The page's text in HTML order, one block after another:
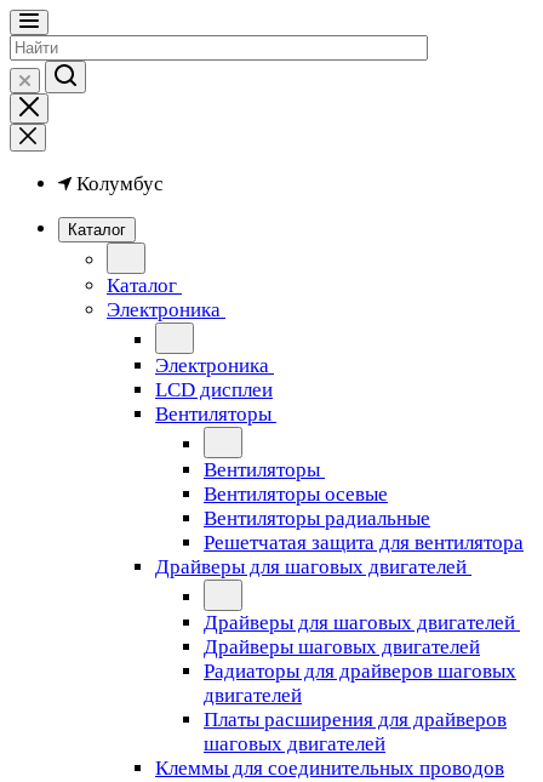
Колумбус
Каталог
Каталог
Электроника
Электроника
LCD дисплеи
Вентиляторы
Вентиляторы
Вентиляторы осевые
Вентиляторы радиальные
Решетчатая защита для вентилятора
Драйверы для шаговых двигателей
Драйверы для шаговых двигателей
Драйверы шаговых двигателей
Радиаторы для драйверов шаговых
двигателей
Платы расширения для драйверов
шаговых двигателей
Клеммы для соединительных проводов